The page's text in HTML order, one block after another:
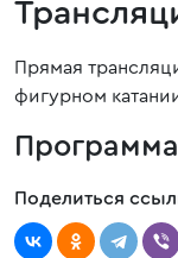
Прямая
фигурном
Поделиться